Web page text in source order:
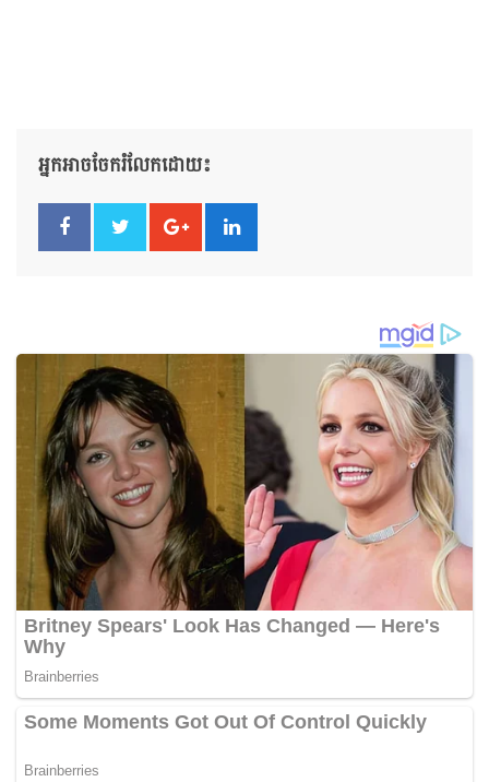
អ្នកអាចចែករំលែកដោយ៖